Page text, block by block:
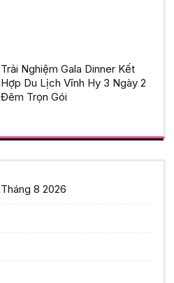
Trải Nghiệm Gala Dinner Kết
Hợp Du Lịch Vĩnh Hy 3 Ngày 2
Đêm Trọn Gói
Tháng 8 2026